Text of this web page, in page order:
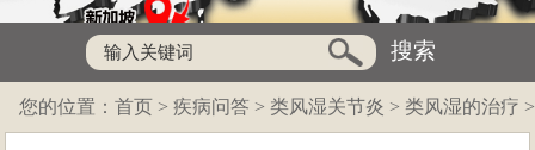
搜索
您的位置： 首页 > 疾病问答 > 类风湿关节炎 > 类风湿的治疗 >